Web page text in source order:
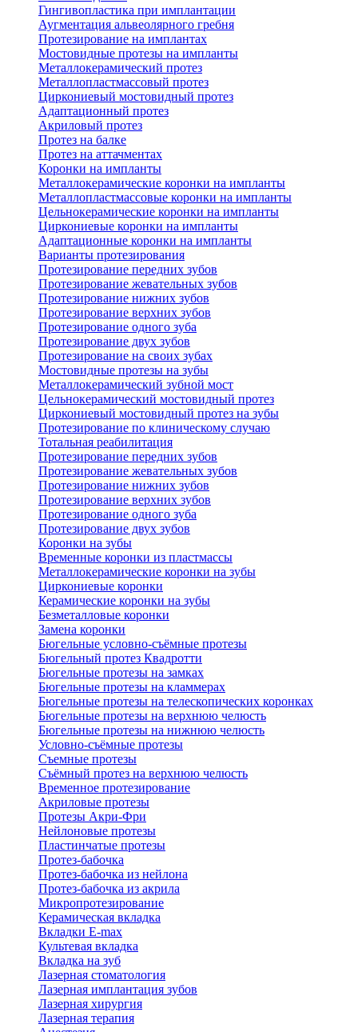
Гингивопластика при имплантации
Аугментация альвеолярного гребня
Протезирование на имплантах
Мостовидные протезы на импланты
Металлокерамический протез
Металлопластмассовый протез
Циркониевый мостовидный протез
Адаптационный протез
Акриловый протез
Протез на балке
Протез на аттачментах
Коронки на импланты
Металлокерамические коронки на импланты
Металлопластмассовые коронки на импланты
Цельнокерамические коронки на импланты
Циркониевые коронки на импланты
Адаптационные коронки на импланты
Варианты протезирования
Протезирование передних зубов
Протезирование жевательных зубов
Протезирование нижних зубов
Протезирование верхних зубов
Протезирование одного зуба
Протезирование двух зубов
Протезирование на своих зубах
Мостовидные протезы на зубы
Металлокерамический зубной мост
Цельнокерамический мостовидный протез
Циркониевый мостовидный протез на зубы
Протезирование по клиническому случаю
Тотальная реабилитация
Протезирование передних зубов
Протезирование жевательных зубов
Протезирование нижних зубов
Протезирование верхних зубов
Протезирование одного зуба
Протезирование двух зубов
Коронки на зубы
Временные коронки из пластмассы
Металлокерамические коронки на зубы
Циркониевые коронки
Керамические коронки на зубы
Безметалловые коронки
Замена коронки
Бюгельные условно-съёмные протезы
Бюгельный протез Квадротти
Бюгельные протезы на замках
Бюгельные протезы на кламмерах
Бюгельные протезы на телескопических коронках
Бюгельные протезы на верхнюю челюсть
Бюгельные протезы на нижнюю челюсть
Условно-съёмные протезы
Съемные протезы
Съёмный протез на верхнюю челюсть
Временное протезирование
Акриловые протезы
Протезы Акри-Фри
Нейлоновые протезы
Пластинчатые протезы
Протез-бабочка
Протез-бабочка из нейлона
Протез-бабочка из акрила
Микропротезирование
Керамическая вкладка
Вкладки E-max
Культевая вкладка
Вкладка на зуб
Лазерная стоматология
Лазерная имплантация зубов
Лазерная хирургия
Лазерная терапия